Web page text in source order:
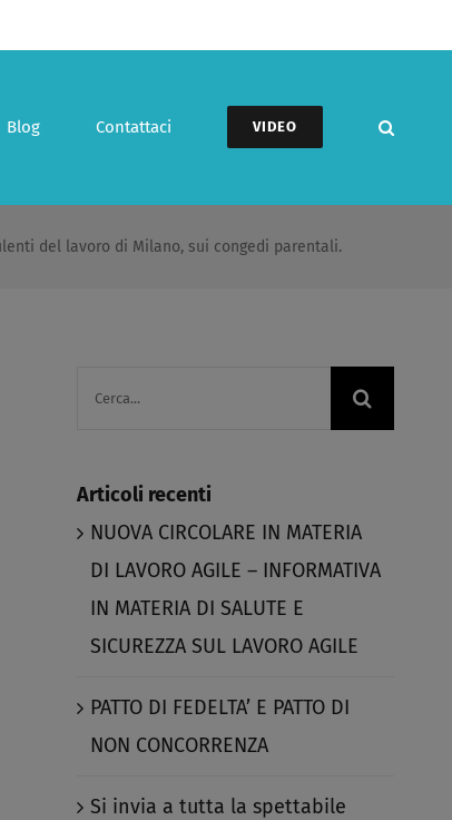
Blog Contattaci VIDEO
del lavoro di Milano, sui congedi parentali.​
Articoli recenti
NUOVA CIRCOLARE IN MATERIA
DI LAVORO AGILE – INFORMATIVA
IN MATERIA DI SALUTE E
SICUREZZA SUL LAVORO AGILE​
PATTO DI FEDELTA’ E PATTO DI
NON CONCORRENZA​
Si invia a tutta la spettabile